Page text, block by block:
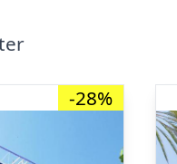
-28%